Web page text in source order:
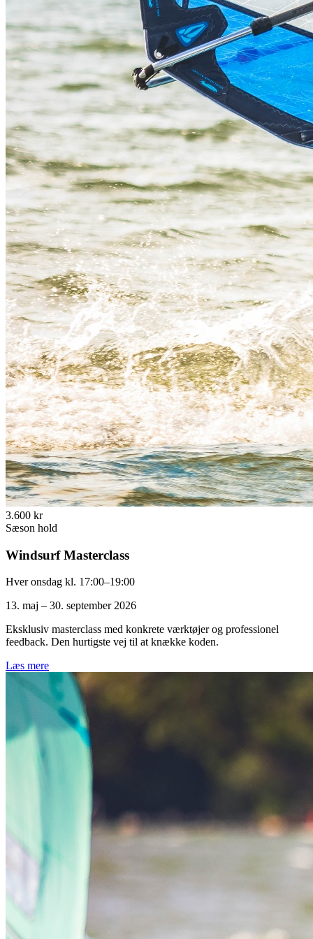
3.600 kr
Sæson hold
Windsurf Masterclass
Hver onsdag kl. 17:00–19:00
13. maj – 30. september 2026
Eksklusiv masterclass med konkrete værktøjer og professionel
feedback. Den hurtigste vej til at knække koden.
Læs mere